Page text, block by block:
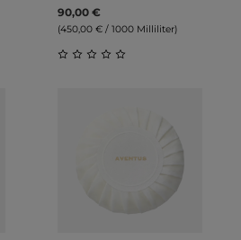
90,00 €
(450,00 € / 1000 Milliliter)